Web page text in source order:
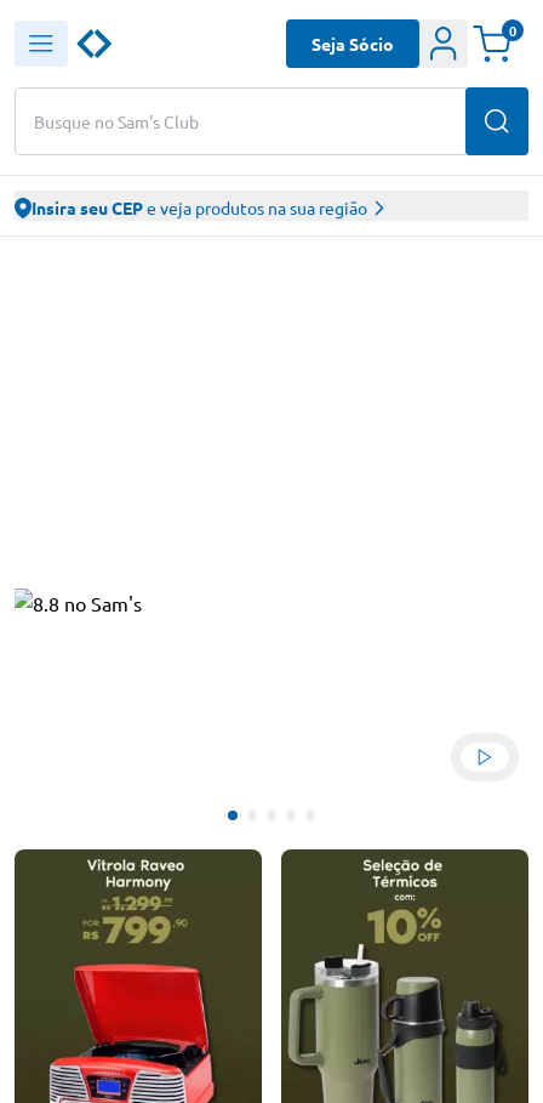
Busque no Sam's Club
Seja Sócio
0
Insira seu CEPe veja produtos na sua região